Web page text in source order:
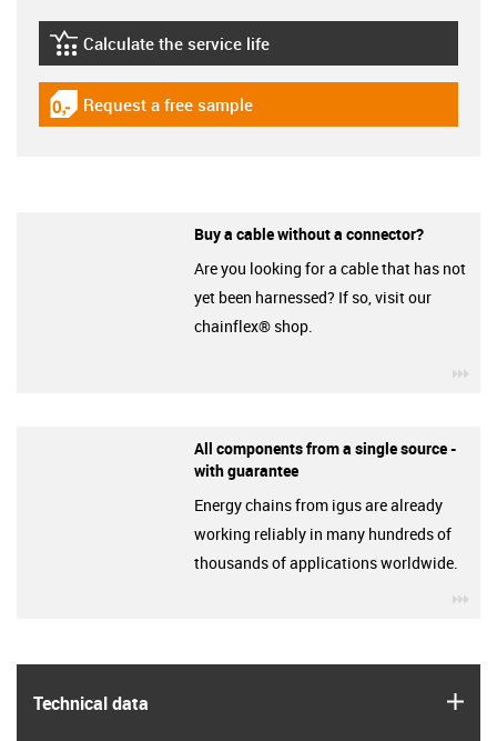
Technical data
igus-icon-lebensdauerrechner
Calculate the service life
igus-icon-gratismuster
Request a free sample
Buy a cable without a connector?
Are you looking for a cable that has not
yet been harnessed? If so, visit our
chainflex® shop.
All components from a single source -
with guarantee
Energy chains from igus are already
working reliably in many hundreds of
thousands of applications worldwide.